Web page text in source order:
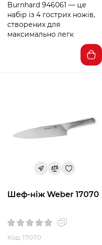
Burnhard 946061 — це
набір із 4 гострих ножів,
створених для
максимально легк
Шеф-ніж Weber 17070
Код: 17070